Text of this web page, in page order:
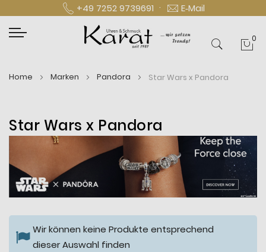
+49 7252 9739691 · E‑Mail
0
Home Marken Pandora Star Wars x Pandora
Star Wars x Pandora
Wir können keine Produkte entsprechend
dieser Auswahl finden